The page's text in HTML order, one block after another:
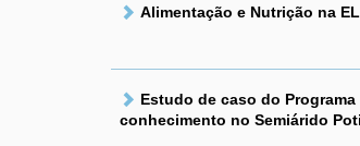
Alimentação e Nutrição na
Estudo de caso do
conhecimento no Semiárido